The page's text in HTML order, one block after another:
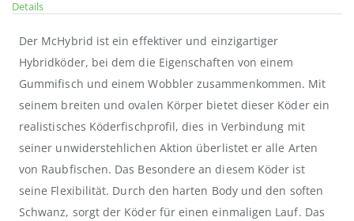
Details
Der McHybrid ist ein effektiver und einzigartiger
Hybridköder, bei dem die Eigenschaften von einem
Gummifisch und einem Wobbler zusammenkommen. Mit
seinem breiten und ovalen Körper bietet dieser Köder ein
realistisches Köderfischprofil, dies in Verbindung mit
seiner unwiderstehlichen Aktion überlistet er alle Arten
von Raubfischen. Das Besondere an diesem Köder ist
seine Flexibilität. Durch den harten Body und den soften
Schwanz, sorgt der Köder für einen einmaligen Lauf. Das